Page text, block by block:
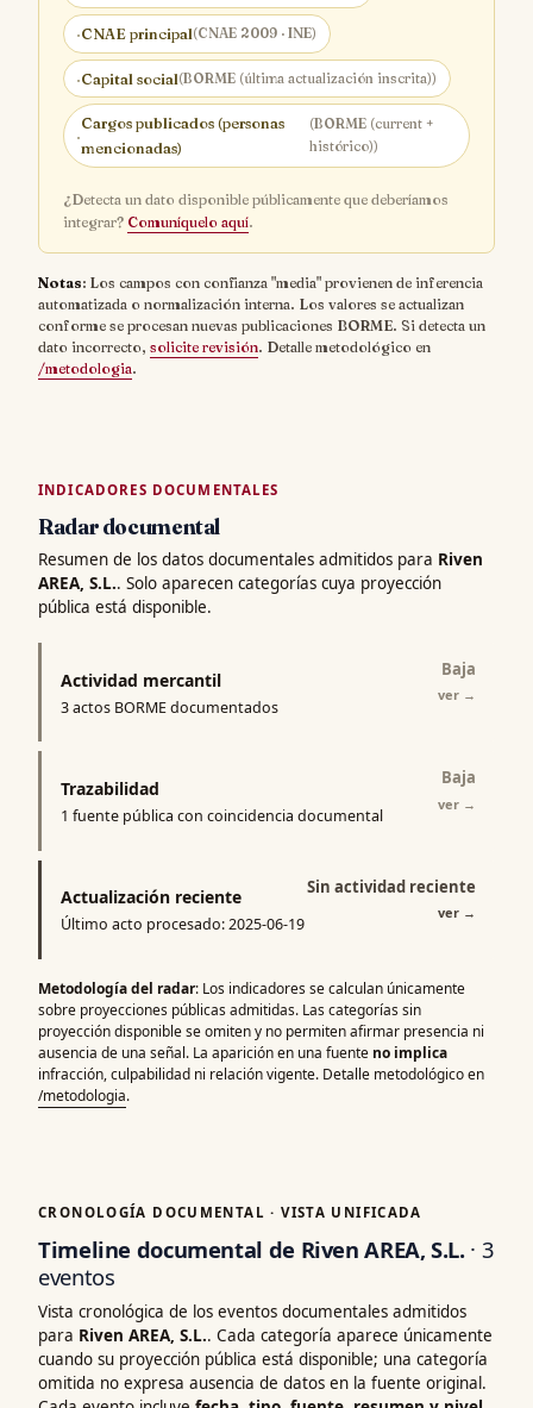
·CNAE principal(CNAE 2009 · INE)
·Capital social(BORME (última actualización inscrita))
·
Cargos publicados (personas
mencionadas)
(BORME (current +
histórico))
¿Detecta un dato disponible públicamente que deberíamos
integrar? Comuníquelo aquí.
Notas: Los campos con confianza "media" provienen de inferencia
automatizada o normalización interna. Los valores se actualizan
conforme se procesan nuevas publicaciones BORME. Si detecta un
dato incorrecto, solicite revisión. Detalle metodológico en
/metodologia.
INDICADORES DOCUMENTALES
Radar documental
Resumen de los datos documentales admitidos para Riven
AREA, S.L.. Solo aparecen categorías cuya proyección
pública está disponible.
Actividad mercantil
3 actos BORME documentados
Baja
ver →
Trazabilidad
1 fuente pública con coincidencia documental
Baja
ver →
Actualización reciente
Último acto procesado: 2025-06-19
Sin actividad reciente
ver →
Metodología del radar: Los indicadores se calculan únicamente
sobre proyecciones públicas admitidas. Las categorías sin
proyección disponible se omiten y no permiten afirmar presencia ni
ausencia de una señal. La aparición en una fuente no implica
infracción, culpabilidad ni relación vigente. Detalle metodológico en
/metodologia.
CRONOLOGÍA DOCUMENTAL · VISTA UNIFICADA
Timeline documental de Riven AREA, S.L. · 3
eventos
Vista cronológica de los eventos documentales admitidos
para Riven AREA, S.L.. Cada categoría aparece únicamente
cuando su proyección pública está disponible; una categoría
omitida no expresa ausencia de datos en la fuente original.